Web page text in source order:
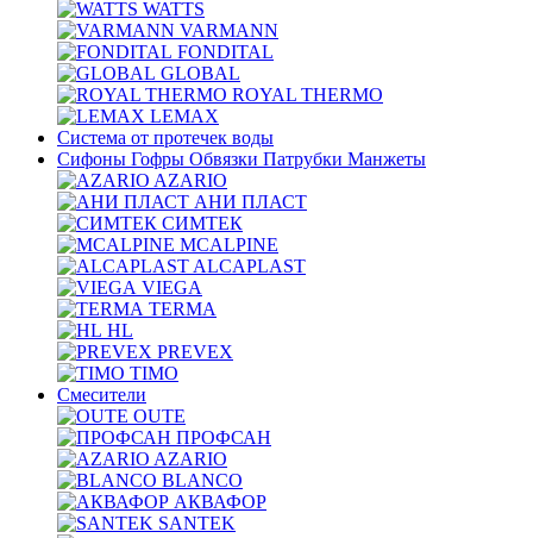
WATTS
VARMANN
FONDITAL
GLOBAL
ROYAL THERMO
LEMAX
Система от протечек воды
Сифоны Гофры Обвязки Патрубки Манжеты
AZARIO
АНИ ПЛАСТ
СИМТЕК
MCALPINE
ALCAPLAST
VIEGA
TERMA
HL
PREVEX
TIMO
Смесители
OUTE
ПРОФСАН
AZARIO
BLANCO
АКВАФОР
SANTEK